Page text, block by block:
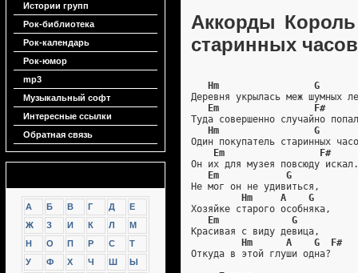
Истории групп
Рок-библиотека
Рок-календарь
Рок-юмор
mp3
Музыкальный софт
Интересные ссылки
Обратная связь
А Б В Г Д
Е
Ж
З И К Л
М
Н
О П Р С
Т
У
Ф Х Ч Ш
Ы
Аккорды
старинных часов
Нm                 G
Деревня укрылась меж шумных
Em                 F#
Туда совершенно случайно
Hm                 G
Один покупатель старинных
Em                 F#
Он их для музея повсюду искал.
Em            G
Не мог он не удивиться,
Hm     A    G
Хозяйке старого особняка,
Em             G
Красивая с виду девица,
Hm      A    G  F#
Откуда в этой глуши одна?